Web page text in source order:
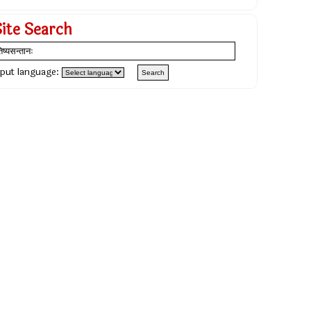
Search
language: